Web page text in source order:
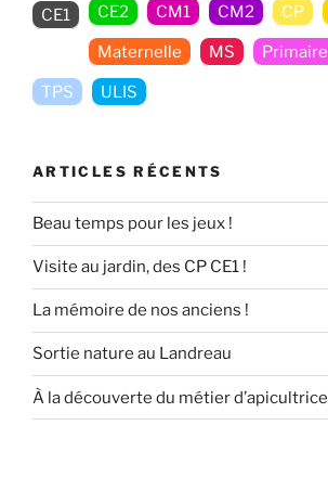
CE1 CE2 CM1 CM2 CP
Maternelle MS Primaire
TPS ULIS
ARTICLES RÉCENTS
Beau temps pour les jeux !
Visite au jardin, des CP CE1 !
La mémoire de nos anciens !
Sortie nature au Landreau
À la découverte du métier d’apicultrice